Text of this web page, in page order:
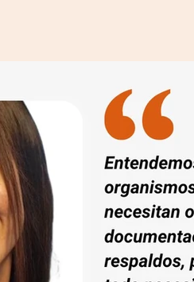
atendidos por talento